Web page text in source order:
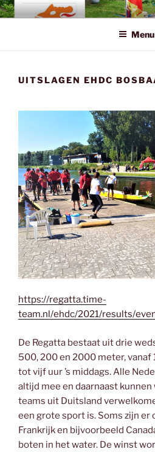
Ga
naar
inhoud
EHDC.NL
Eerste Hollandse Drakenboot Club
Menu
UITSLAGEN EHDC
https://regatta.time-
team.nl/ehdc/2021/results/
De Regatta bestaat uit drie
500, 200 en 2000 meter, vanaf
tot vijf uur ’s middags. Alle
altijd mee en daarnaast
teams uit Duitsland
een grote sport is. Soms zijn er
Frankrijk en bijvoorbeeld
boten in het water. De winst